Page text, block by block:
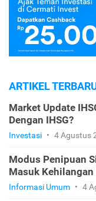
ARTIKEL
Market Update
Dengan IHSG?
Investasi • 4 Agustus
Modus Penipuan
Masuk
Informasi Umum • 4